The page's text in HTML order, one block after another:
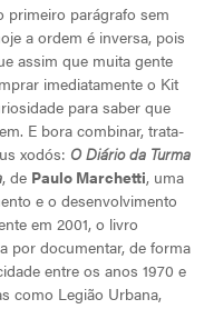
parágrafo sem
a ordem é inversa, pois
assim que muita gente
imediatamente o Kit
para saber que
E bora combinar, trata-
xodós: O Diário da Turma
, de Paulo Marchetti, uma
e o desenvolvimento
em 2001, o livro
por documentar, de forma
entre os anos 1970 e
como Legião Urbana,